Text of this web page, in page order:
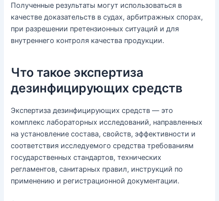
Полученные результаты могут использоваться в
качестве доказательств в судах, арбитражных спорах,
при разрешении претензионных ситуаций и для
внутреннего контроля качества продукции.
Что такое экспертиза
дезинфицирующих средств
Экспертиза дезинфицирующих средств — это
комплекс лабораторных исследований, направленных
на установление состава, свойств, эффективности и
соответствия исследуемого средства требованиям
государственных стандартов, технических
регламентов, санитарных правил, инструкций по
применению и регистрационной документации.